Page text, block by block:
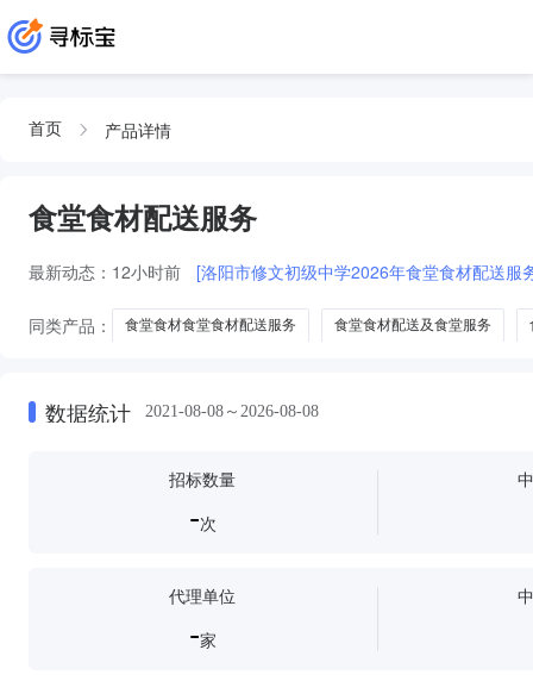
首页 产品详情
食堂食材配送服务
最新动态： 12小时前 [洛阳市修文初级中学2026年食堂食材配送服
同类产品： 食堂食材食堂食材配送服务 食堂食材配送及食堂服务
数据统计 2021-08-08～2026-08-08
招标数量
-次
代理单位
-家